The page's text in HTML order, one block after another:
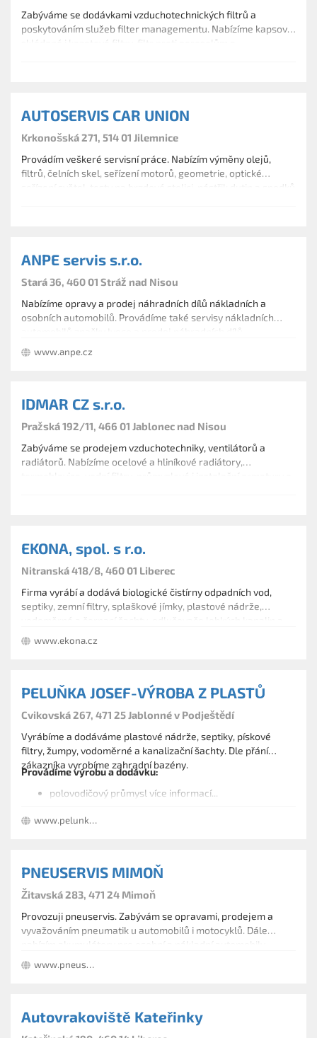
Zabýváme se dodávkami vzduchotechnických filtrů a
poskytováním služeb filter managementu. Nabízíme kapsové,
skládané i kazetové filtry, filtr proti aerosolům a
AUTOSERVIS CAR UNION
Krkonošská 271, 514 01 Jilemnice
Provádím veškeré servisní práce. Nabízím výměny olejů,
filtrů, čelních skel, seřízení motorů, geometrie, optické
seřízení světel, testy na brzdové stolici, nástřik dutin a spodků
ANPE servis s.r.o.
Stará 36, 460 01 Stráž nad Nisou
Nabízíme opravy a prodej náhradních dílů nákladních a
osobních automobilů. Provádíme také servisy nákladních
automobilů značky Iveco a prodej náhradních dílů.
www.anpe.cz
IDMAR CZ s.r.o.
Pražská 192/11, 466 01 Jablonec nad Nisou
Zabýváme se prodejem vzduchotechniky, ventilátorů a
radiátorů. Nabízíme ocelové a hliníkové radiátory,
termohlavice, vodní filtry, průmyslové i instalační armatury a
EKONA, spol. s r.o.
Nitranská 418/8, 460 01 Liberec
Firma vyrábí a dodává biologické čistírny odpadních vod,
septiky, zemní filtry, splaškové jímky, plastové nádrže,
tuků, čistírny
www.ekona.cz
PELUŇKA JOSEF-VÝROBA Z PLASTŮ
Cvikovská 267, 471 25 Jablonné v Podještědí
Vyrábíme a dodáváme plastové nádrže, septiky, pískové
filtry, žumpy, vodoměrné a kanalizační šachty. Dle přání
zákazníka vyrobíme zahradní bazény.
Provádíme výrobu a dodávku:
polovodičový průmysl více informací...
vzduchotechniky
plastových kanalizačních šachet
pískové filtry a biologické čistění vod
galvanických van
svařování PE, PP, PVC, PVDF
CNC frézování plastů
www.pelunka.euroregin.cz
PNEUSERVIS MIMOŇ
Žitavská 283, 471 24 Mimoň
Provozuji pneuservis. Zabývám se opravami, prodejem a
vyvažováním pneumatik u automobilů i motocyklů. Dále
Provádím opravy klimatizací.
www.pneuservismimon.cz
Autovrakoviště Kateřinky